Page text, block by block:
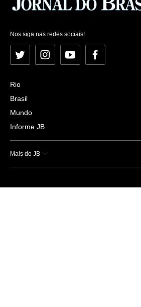
Nos siga nas redes sociais!
Twitter InstagramYouTubeFacebook
Rio
Brasil
Mundo
Informe JB
Mais do JB
Esportes